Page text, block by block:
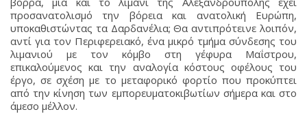
προσανατολισμό την βόρεια και ανατολική Ευρώπη,
υποκαθιστώντας τα Δαρδανέλια; Θα αντιπρότεινε λοιπόν,
αντί για τον Περιφερειακό, ένα μικρό τμήμα σύνδεσης του
λιμανιού με τον κόμβο στη γέφυρα Μαΐστρου,
επικαλούμενος και την αναλογία κόστους οφέλους του
έργο, σε σχέση με το μεταφορικό φορτίο που προκύπτει
από την κίνηση των εμπορευματοκιβωτίων σήμερα και στο
άμεσο μέλλον.